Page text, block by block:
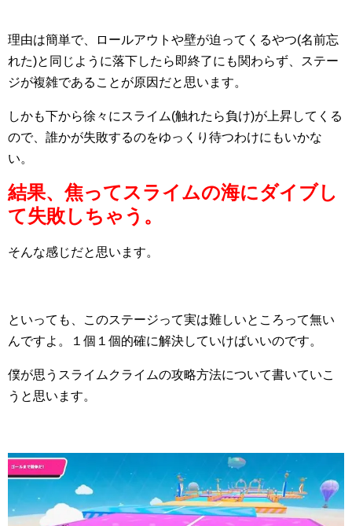
理由は簡単で、ロールアウトや壁が迫ってくるやつ(名前忘
れた)と同じように落下したら即終了にも関わらず、ステー
ジが複雑であることが原因だと思います。
しかも下から徐々にスライム(触れたら負け)が上昇してくる
ので、誰かが失敗するのをゆっくり待つわけにもいかな
い。
結果、焦ってスライムの海にダイブし
て失敗しちゃう。
そんな感じだと思います。
といっても、このステージって実は難しいところって無い
んですよ。１個１個的確に解決していけばいいのです。
僕が思うスライムクライムの攻略方法について書いていこ
うと思います。